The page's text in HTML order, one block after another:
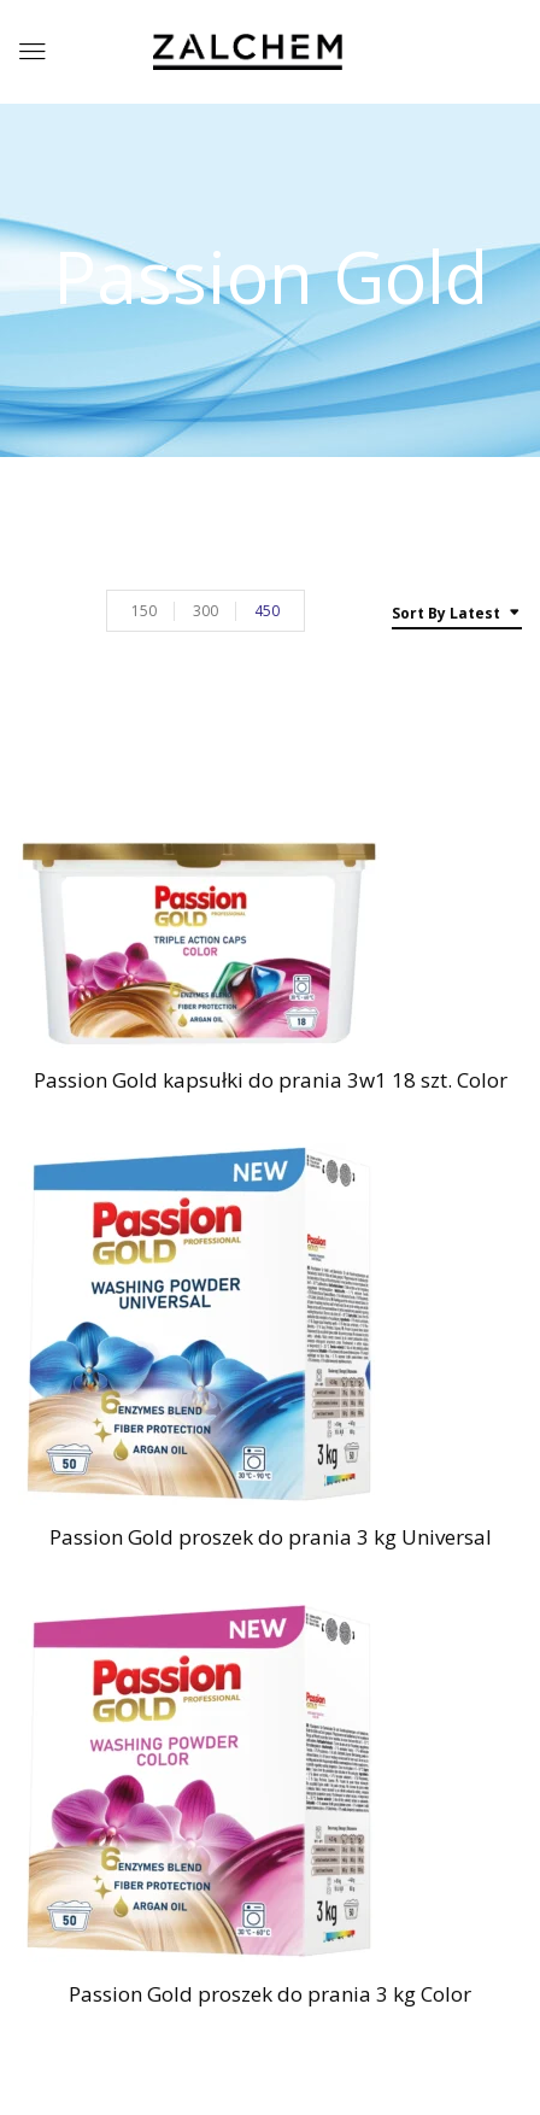
Passion Gold
Sort By Latest
150 300 450
Passion Gold kapsułki do prania 3w1 18 szt. Color
Passion Gold proszek do prania 3 kg Universal
Passion Gold proszek do prania 3 kg Color